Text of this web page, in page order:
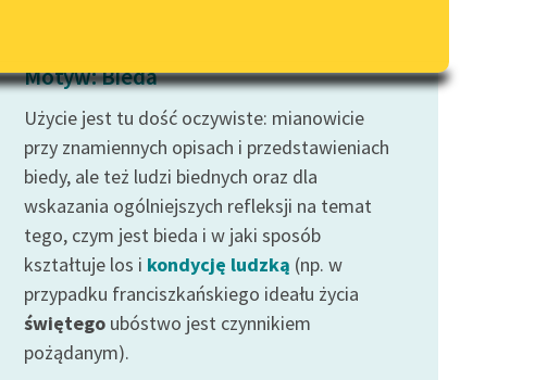
wrażliwych
Deklaracja dostępności
Motyw: Bieda
Użycie jest tu dość oczywiste: mianowicie
przy znamiennych opisach i przedstawieniach
biedy, ale też ludzi biednych oraz dla
wskazania ogólniejszych refleksji na temat
tego, czym jest bieda i w jaki sposób
kształtuje los i kondycję ludzką (np. w
przypadku franciszkańskiego ideału życia
świętego ubóstwo jest czynnikiem
pożądanym).